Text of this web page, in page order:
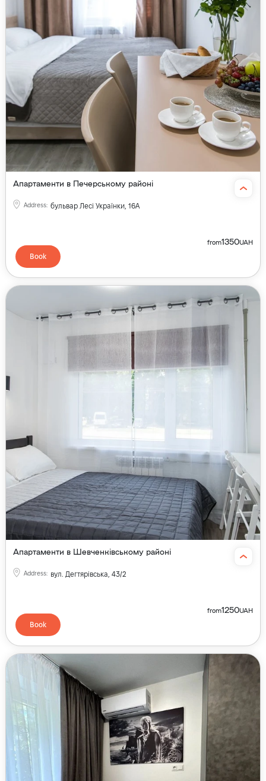
Апартаменти в Печерському районі
Address: бульвар Лесі Українки, 16А
from1350UAH
Book
Апартаменти в Шевченківському районі
Address: вул. Дегтярівська, 43/2
from1250UAH
Book